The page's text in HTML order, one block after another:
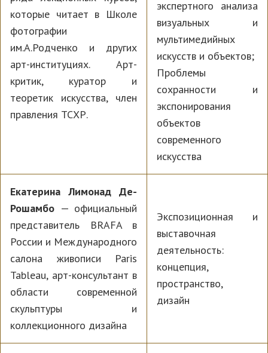
которые читает в Школе
фотографии
им.А.Родченко и других
арт-институциях. Арт-
критик, куратор и
теоретик искусства, член
правления ТСХР.
экспертного анализа
визуальных и
мультимедийных
искусств и объектов;
Проблемы
сохранности и
экспонирования
объектов
современного
искусства
Екатерина Лимонад Де-
Рошамбо — официальный
представитель BRAFA в
России и Международного
салона живописи Paris
Tableau, арт-консультант в
области современной
скульптуры и
коллекционного дизайна
Экспозиционная и
выставочная
деятельность:
концепция,
пространство,
дизайн